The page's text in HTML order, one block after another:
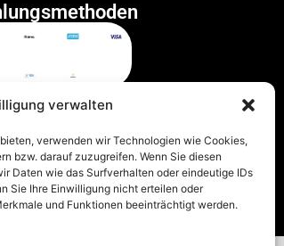
verwalten
verwenden wir Technologien wie Cookies,
bzw. darauf zuzugreifen. Wenn Sie diesen
Daten wie das Surfverhalten oder eindeutige IDs
Sie Ihre Einwilligung nicht erteilen oder
und Funktionen beeinträchtigt werden.